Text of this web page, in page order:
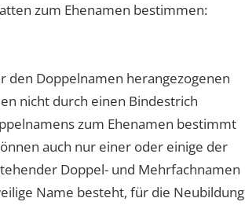
zum Ehenamen bestimmen:
den Doppelnamen herangezogenen
nicht durch einen Bindestrich
zum Ehenamen bestimmt
auch nur einer oder einige der
Doppel- und Mehrfachnamen
Name besteht, für die Neubildung